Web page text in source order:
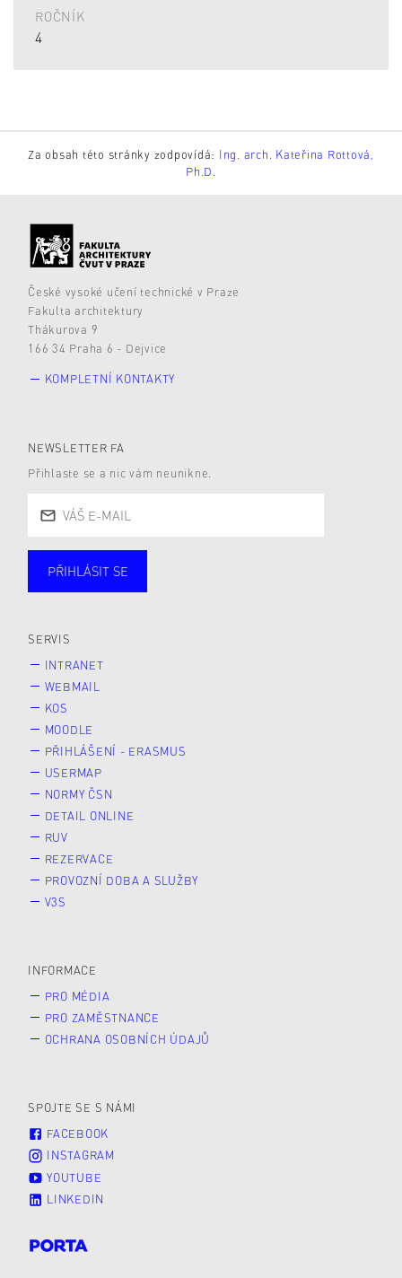
ROČNÍK
4
Za obsah této stránky zodpovídá: Ing. arch. Kateřina Rottová,
Ph.D.
České vysoké učení technické v Praze
Fakulta architektury
Thákurova 9
166 34 Praha 6 - Dejvice
KOMPLETNÍ KONTAKTY
NEWSLETTER FA
Přihlaste se a nic vám neunikne.
Studující
PŘIHLÁSIT SE
SERVIS
INTRANET
WEBMAIL
KOS
MOODLE
PŘIHLÁŠENÍ - ERASMUS
USERMAP
NORMY ČSN
DETAIL ONLINE
RUV
REZERVACE
PROVOZNÍ DOBA A SLUŽBY
V3S
INFORMACE
PRO MÉDIA
PRO ZAMĚSTNANCE
OCHRANA OSOBNÍCH ÚDAJŮ
SPOJTE SE S NÁMI
FACEBOOK
INSTAGRAM
YOUTUBE
LINKEDIN